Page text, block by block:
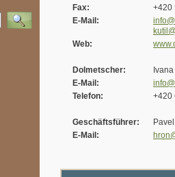
Vyhledat
Fax:
+420
E-Mail:
Web:
Dolmetscher:
E-Mail:
Telefon:
+420
Geschäftsführer:
E-Mail: